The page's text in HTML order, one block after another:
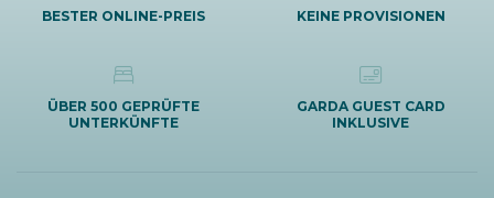
BESTER ONLINE-PREIS KEINE PROVISIONEN
ÜBER 500 GEPRÜFTE
UNTERKÜNFTE
GARDA GUEST CARD
INKLUSIVE